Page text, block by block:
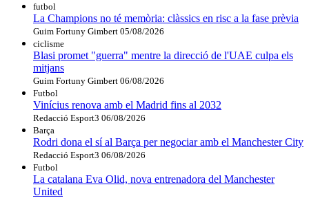
futbol
La Champions no té memòria: clàssics en risc a la fase prèvia
Guim Fortuny Gimbert 05/08/2026
ciclisme
Blasi promet "guerra" mentre la direcció de l'UAE culpa els
mitjans
Guim Fortuny Gimbert 06/08/2026
Futbol
Vinícius renova amb el Madrid fins al 2032
Redacció Esport3 06/08/2026
Barça
Rodri dona el sí al Barça per negociar amb el Manchester City
Redacció Esport3 06/08/2026
Futbol
La catalana Eva Olid, nova entrenadora del Manchester
United